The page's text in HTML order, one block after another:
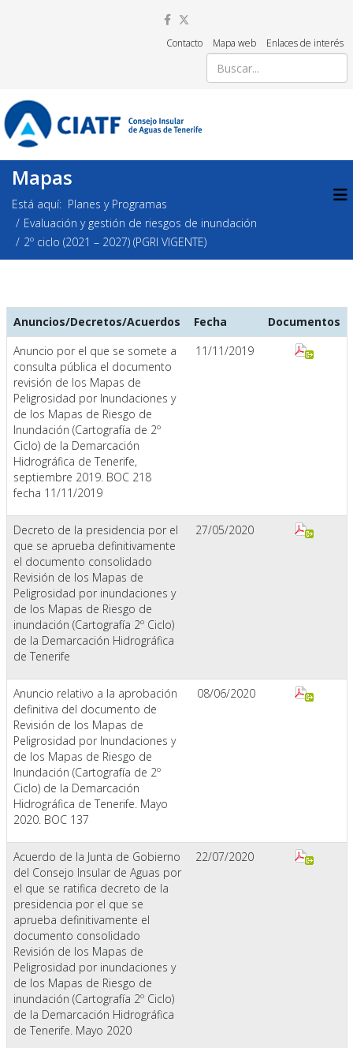
Contacto Mapa web Enlaces de interés
Mapas
Está aquí: Planes y Programas
Evaluación y gestión de riesgos de inundación
2º ciclo (2021 – 2027) (PGRI VIGENTE)
Anuncios/Decretos/Acuerdos Fecha
Documentos
Anuncio por el que se somete a
consulta pública el documento
revisión de los Mapas de
Peligrosidad por Inundaciones y
de los Mapas de Riesgo de
Inundación (Cartografía de 2º
Ciclo) de la Demarcación
Hidrográfica de Tenerife,
septiembre 2019. BOC 218
fecha 11/11/2019
11/11/2019
Decreto de la presidencia por el
que se aprueba definitivamente
el documento consolidado
Revisión de los Mapas de
Peligrosidad por inundaciones y
de los Mapas de Riesgo de
inundación (Cartografía 2º Ciclo)
de la Demarcación Hidrográfica
de Tenerife
27/05/2020
Anuncio relativo a la aprobación
definitiva del documento de
Revisión de los Mapas de
Peligrosidad por Inundaciones y
de los Mapas de Riesgo de
Inundación (Cartografía de 2º
Ciclo) de la Demarcación
Hidrográfica de Tenerife. Mayo
2020. BOC 137
08/06/2020
Acuerdo de la Junta de Gobierno
del Consejo Insular de Aguas por
el que se ratifica decreto de la
presidencia por el que se
aprueba definitivamente el
documento consolidado
Revisión de los Mapas de
Peligrosidad por inundaciones y
de los Mapas de Riesgo de
inundación (Cartografía 2º Ciclo)
de la Demarcación Hidrográfica
de Tenerife. Mayo 2020
22/07/2020